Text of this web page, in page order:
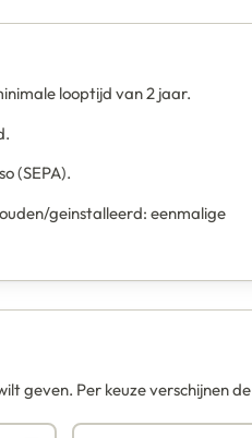
looptijd van 2 jaar.
(SEPA).
geinstalleerd: eenmalige
geven. Per keuze verschijnen